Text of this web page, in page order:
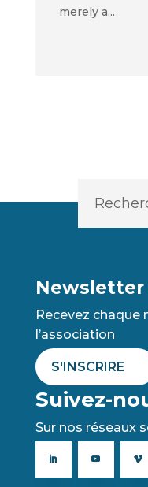
merely a...
Recevez chaque
l’association
S'INSCRIRE
Suivez-
Sur nos réseaux